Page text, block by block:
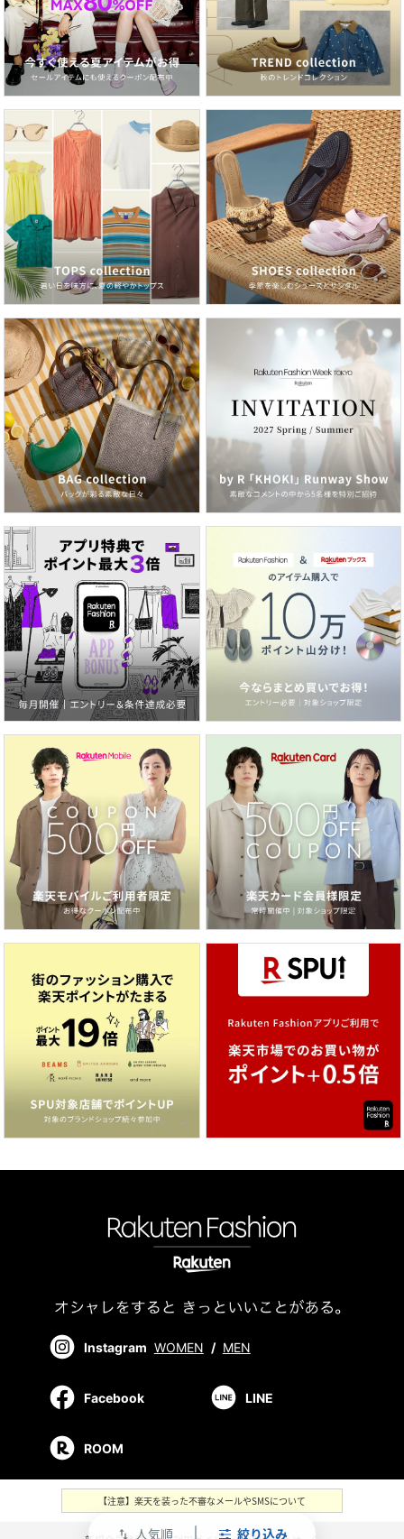
swap_vert 人気順 絞り込み
Instagram WOMEN / MEN
Facebook LINE
ROOM
【注意】楽天を装った不審なメールやSMSについて